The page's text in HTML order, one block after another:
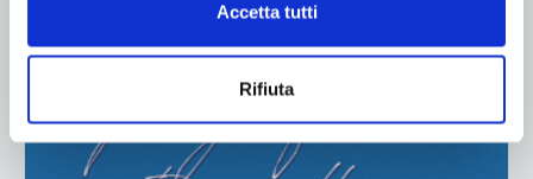
Accetta tutti
Rifiuta